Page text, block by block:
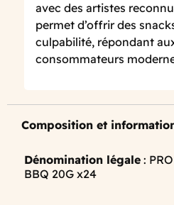
avec des artistes
permet d’offrir des
culpabilité, répondant
consommateurs
Composition et
Dénomination légale :
BBQ 20G x24